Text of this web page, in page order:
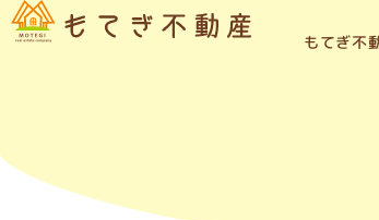
内
容
プ
もてぎ不